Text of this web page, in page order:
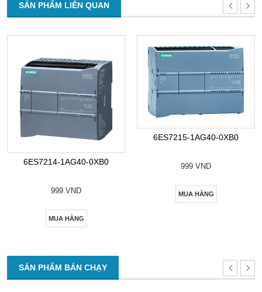
SẢN PHẨM LIÊN QUAN
6ES7214-1AG40-0XB0
999 VND
MUA HÀNG
6ES7215-1AG40-0XB0
999 VND
MUA HÀNG
SẢN PHẨM BÁN CHẠY